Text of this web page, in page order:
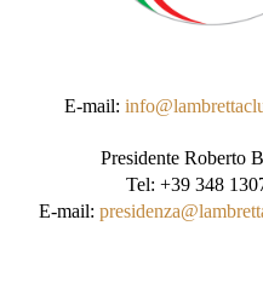
E-mail:
Presidente Roberto
Tel: +39 348
E-mail: